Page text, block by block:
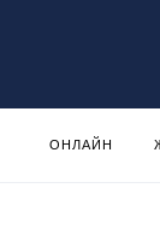
ОНЛАЙН